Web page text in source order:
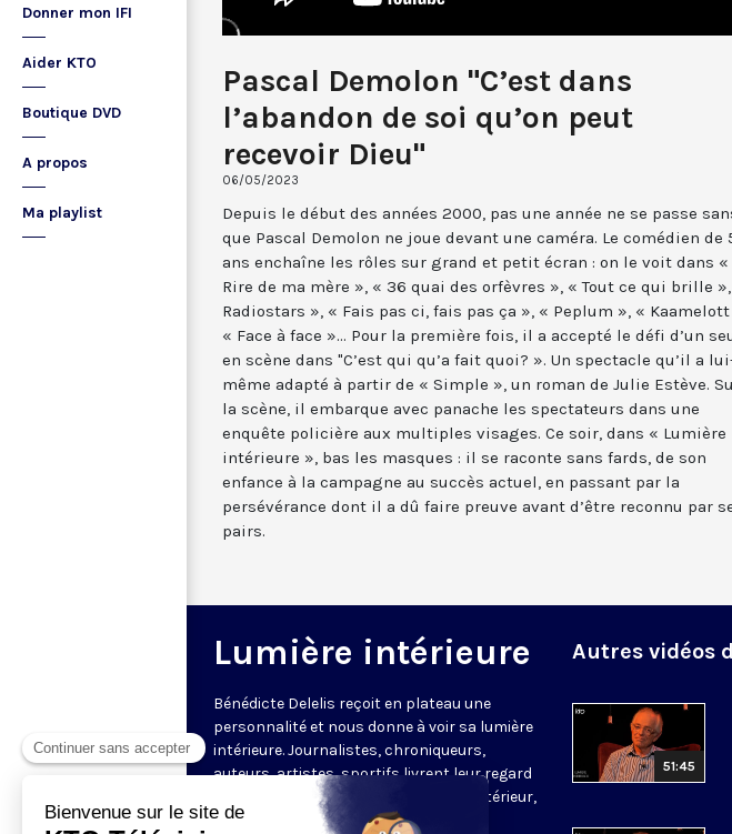
Donner mon IFI
Aider KTO
Boutique DVD
A propos
Ma playlist
Pascal Demolon "C’est dans
l’abandon de soi qu’on peut
recevoir Dieu"
06/05/2023
Depuis le début des années 2000, pas une année ne se passe
que Pascal Demolon ne joue devant une caméra. Le comédien de
ans enchaîne les rôles sur grand et petit écran : on le voit dans «
Rire de ma mère », « 36 quai des orfèvres », « Tout ce qui brille
Radiostars », « Fais pas ci, fais pas ça », « Peplum », « Kaamelott
« Face à face »... Pour la première fois, il a accepté le défi d’un
en scène dans "C’est qui qu’a fait quoi? ». Un spectacle qu’il a
même adapté à partir de « Simple », un roman de Julie Estève.
la scène, il embarque avec panache les spectateurs dans une
enquête policière aux multiples visages. Ce soir, dans « Lumière
intérieure », bas les masques : il se raconte sans fards, de son
enfance à la campagne au succès actuel, en passant par la
persévérance dont il a dû faire preuve avant d’être reconnu par
pairs.
Lumière intérieure
Bénédicte Delelis reçoit en plateau une
personnalité et nous donne à voir sa lumière
intérieure. Journalistes, chroniqueurs,
auteurs, artistes, sportifs livrent leur regard
sur le monde, sur la vie, leur ressort intérieur,
leur raison de se lever le matin.
Autres vidéos
51:45